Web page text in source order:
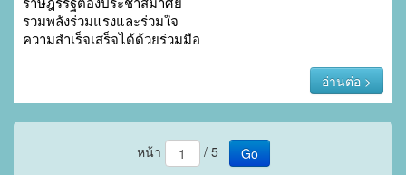
ราษฎร์รัฐต้องประชาสมาศัย
รวมพลังร่วมแรงและร่วมใจ
ความสำเร็จเสร็จได้ด้วยร่วมมือ
อ่านต่อ >
หน้า / 5
Go